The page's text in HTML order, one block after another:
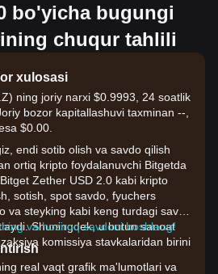
bo'yicha bugungi
chuqur tahlili
xulosasi
ning joriy narxi $0.9993, 24 soatlik
bozor kapitallashuvi taxminan --,
$0.00.
endi sotib olish va savdo qilish
ortiq kripto foydalanuvchi Bitgetda
Zether USD 2.0 kabi kripto
sotish, spot savdo, fyuchers
va steyking kabi keng turdagi savdo
Shuningdek, u butun sanoat
komissiya stavkalaridan birini
va hoziroq savdoni boshlang!
real vaqt grafik ma'lumotlari va